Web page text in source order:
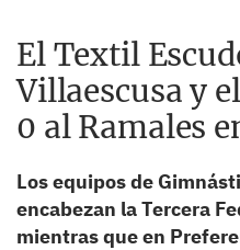
El Textil
Villaescusa y
0 al Ramales
Los equipos de
encabezan la Tercera
mientras que en